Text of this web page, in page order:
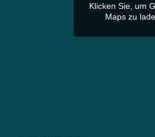
Klicken Sie, um
Maps zu